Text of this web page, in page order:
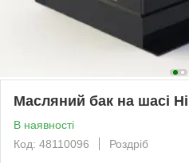
Масляний бак на шасі
В наявності
Код: 48110096
Роздріб